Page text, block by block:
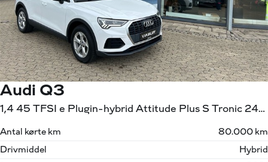
Audi Q3
1,4 45 TFSI e Plugin-hybrid Attitude Plus S Tronic 245HK 5d 6g Aut.
Antal kørte km
80.000 km
Drivmiddel
Hybrid